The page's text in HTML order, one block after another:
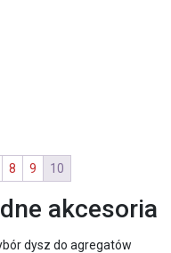
8 9 10
akcesoria
dysz do agregatów